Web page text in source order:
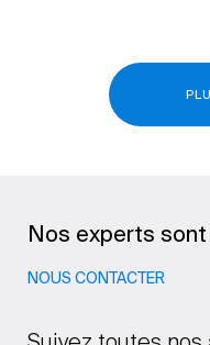
Nos experts
NOUS CONTACTER